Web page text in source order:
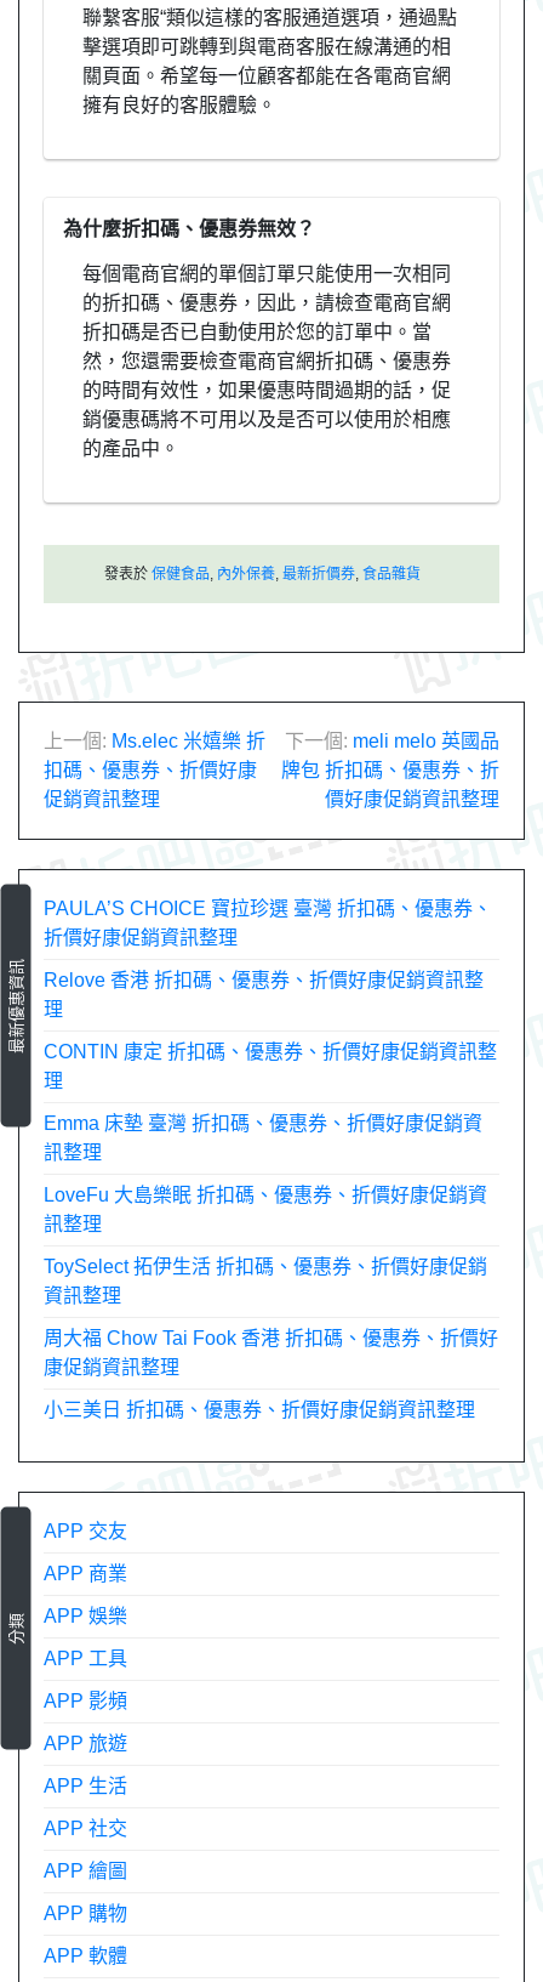
聯繫客服“類似這樣的客服通道選項，通過點
擊選項即可跳轉到與電商客服在線溝通的相
關頁面。希望每一位顧客都能在各電商官網
擁有良好的客服體驗。
為什麼折扣碼、優惠券無效？
每個電商官網的單個訂單只能使用一次相同
的折扣碼、優惠券，因此，請檢查電商官網
折扣碼是否已自動使用於您的訂單中。當
然，您還需要檢查電商官網折扣碼、優惠券
的時間有效性，如果優惠時間過期的話，促
銷優惠碼將不可用以及是否可以使用於相應
的產品中。
發表於 保健食品 內外保養 最新折價券 食品雜貨
文
章
導
上一個: Ms.elec 米嬉樂 折
扣碼、優惠券、折價好康
促銷資訊整理
下一個: meli melo 英國品
牌包 折扣碼、優惠券、折
價好康促銷資訊整理
最新優惠資訊
PAULA’S CHOICE 寶拉珍選 臺灣 折扣碼、優惠券、
折價好康促銷資訊整理
Relove 香港 折扣碼、優惠券、折價好康促銷資訊整
理
CONTIN 康定 折扣碼、優惠券、折價好康促銷資訊整
理
Emma 床墊 臺灣 折扣碼、優惠券、折價好康促銷資
訊整理
LoveFu 大島樂眠 折扣碼、優惠券、折價好康促銷資
訊整理
ToySelect 拓伊生活 折扣碼、優惠券、折價好康促銷
資訊整理
周大福 Chow Tai Fook 香港 折扣碼、優惠券、折價好
康促銷資訊整理
小三美日 折扣碼、優惠券、折價好康促銷資訊整理
分類
APP 交友
APP 商業
APP 娛樂
APP 工具
APP 影頻
APP 旅遊
APP 生活
APP 社交
APP 繪圖
APP 購物
APP 軟體